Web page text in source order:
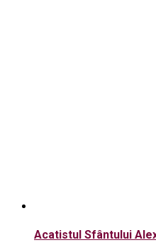
Acatistul Sfântului